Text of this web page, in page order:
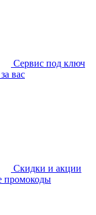
Сервис под ключ
вас
Скидки и акции
промокоды